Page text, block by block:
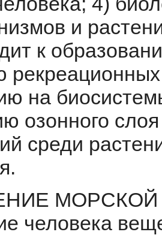
и
к
на
озонного
среди
МОРСКОЙ
человека